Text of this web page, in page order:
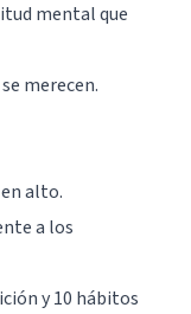
mental que
merecen.
alto.
a los
y 10 hábitos